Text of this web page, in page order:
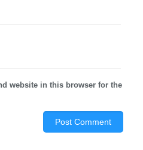
website in this browser for the